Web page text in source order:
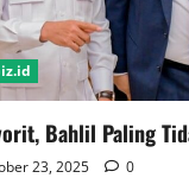
Bahlil Paling
23, 2025 0